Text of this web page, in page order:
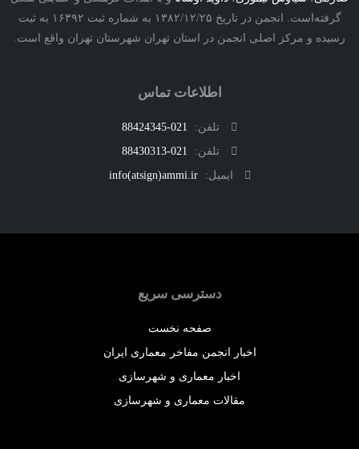
گرفته‌است. انجمن در تاریخ ۱۳۸۲/۱۲/۲۵ به شماره ثبت ۱۶۳۹۲ به ثبت
و مرکز اصلی انجمن در استان تهران شهرستان تهران واقع است.
اطلاعات تماس
تلفن:
021-88424345
تلفن:
021-88430313
ایمیل:
info(atsign)ammi.ir
دسترسی سریع
صفحه نخست
اخبار انجمن مفاخر معماری ایران
اخبار معماری و شهرسازی
مقالات معماری و شهرسازی